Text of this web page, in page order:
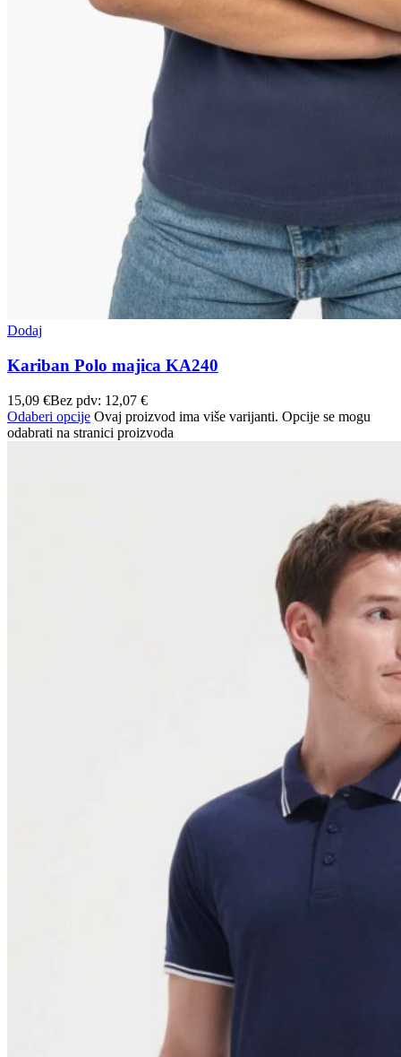
Dodaj
Kariban Polo majica KA240
15,09 €Bez pdv: 12,07 €
Odaberi opcije Ovaj proizvod ima više varijanti. Opcije se mogu
odabrati na stranici proizvoda